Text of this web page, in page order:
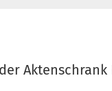
Aktenschrank